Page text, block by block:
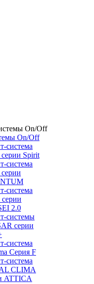
On/Off
система
Spirit
система
система
серии
2.0
системы
серии
система
Серия F
система
CLIMA
ATTICA